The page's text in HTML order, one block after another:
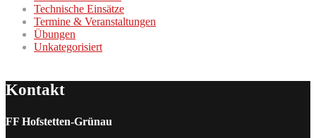
Technische Einsätze
Termine & Veranstaltungen
Übungen
Unkategorisiert
Kontakt
FF Hofstetten-Grünau